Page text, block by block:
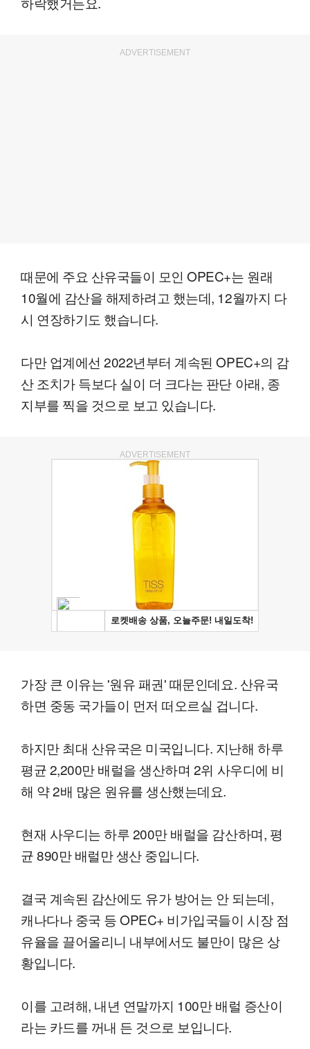
ADVERTISEMENT
때문에 주요 산유국들이 모인 OPEC+는 원래
10월에 감산을 해제하려고 했는데, 12월까지 다
시 연장하기도 했습니다.
다만 업계에선 2022년부터 계속된 OPEC+의 감
산 조치가 득보다 실이 더 크다는 판단 아래, 종
지부를 찍을 것으로 보고 있습니다.
ADVERTISEMENT
가장 큰 이유는 '원유 패권' 때문인데요. 산유국
하면 중동 국가들이 먼저 떠오르실 겁니다.
하지만 최대 산유국은 미국입니다. 지난해 하루
평균 2,200만 배럴을 생산하며 2위 사우디에 비
해 약 2배 많은 원유를 생산했는데요.
현재 사우디는 하루 200만 배럴을 감산하며, 평
균 890만 배럴만 생산 중입니다.
결국 계속된 감산에도 유가 방어는 안 되는데,
캐나다나 중국 등 OPEC+ 비가입국들이 시장 점
유율을 끌어올리니 내부에서도 불만이 많은 상
황입니다.
이를 고려해, 내년 연말까지 100만 배럴 증산이
라는 카드를 꺼내 든 것으로 보입니다.